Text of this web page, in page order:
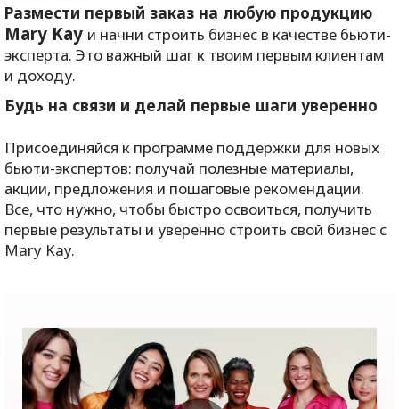
Размести первый заказ на любую продукцию
Mary Kay и начни строить бизнес в качестве бьюти-
эксперта. Это важный шаг к твоим первым клиентам
и доходу.
Будь на связи и делай первые шаги уверенно
Присоединяйся к программе поддержки для новых
бьюти-экспертов: получай полезные материалы,
акции, предложения и пошаговые рекомендации.
Все, что нужно, чтобы быстро освоиться, получить
первые результаты и уверенно строить свой бизнес с
Mary Kay.